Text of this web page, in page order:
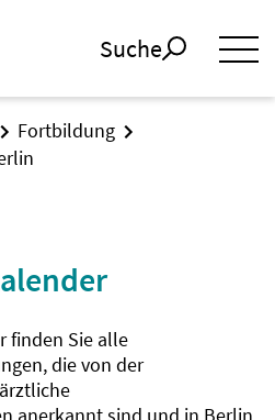
Suche
Fortbildung
finden Sie alle
die von der
anerkannt sind und in Berlin